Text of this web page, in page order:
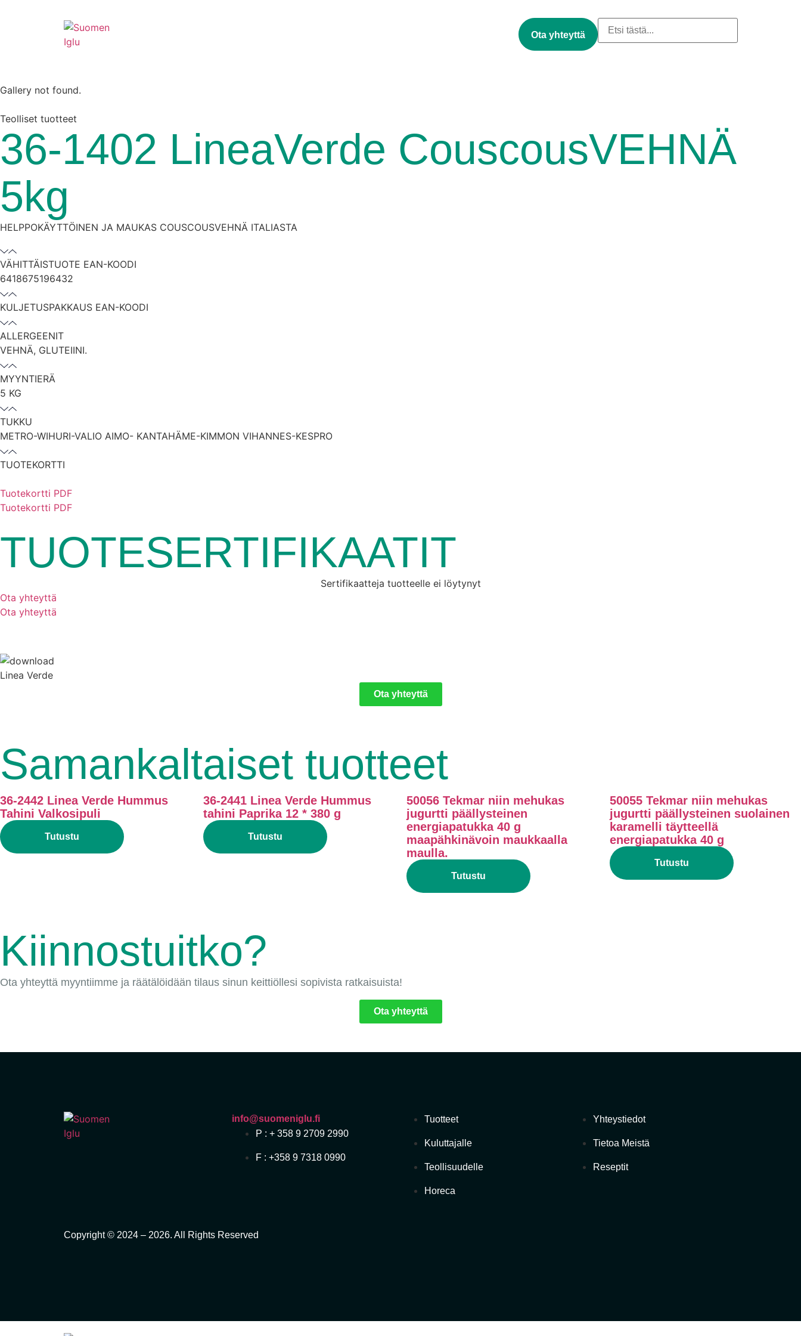
Ota yhteyttä
Gallery not found.
Teolliset tuotteet
36-1402 LineaVerde CouscousVEHNÄ
5kg
HELPPOKÄYTTÖINEN JA MAUKAS COUSCOUSVEHNÄ ITALIASTA
VÄHITTÄISTUOTE EAN-KOODI
6418675196432
KULJETUSPAKKAUS EAN-KOODI
ALLERGEENIT
VEHNÄ, GLUTEIINI.
MYYNTIERÄ
5 KG
TUKKU
METRO-WIHURI-VALIO AIMO- KANTAHÄME-KIMMON VIHANNES-KESPRO
TUOTEKORTTI
Tuotekortti PDF
Tuotekortti PDF
TUOTESERTIFIKAATIT
Sertifikaatteja tuotteelle ei löytynyt
Ota yhteyttä
Ota yhteyttä
Linea Verde
Ota yhteyttä
Samankaltaiset tuotteet
36-2442 Linea Verde Hummus
Tahini Valkosipuli
Tutustu
36-2441 Linea Verde Hummus
tahini Paprika 12 * 380 g
Tutustu
50056 Tekmar niin mehukas
jugurtti päällysteinen
energiapatukka 40 g
maapähkinävoin maukkaalla
maulla.
Tutustu
50055 Tekmar niin mehukas
jugurtti päällysteinen suolainen
karamelli täytteellä
energiapatukka 40 g
Tutustu
Kiinnostuitko?
Ota yhteyttä myyntiimme ja räätälöidään tilaus sinun keittiöllesi sopivista ratkaisuista!
Ota yhteyttä
info@suomeniglu.fi
P : + 358 9 2709 2990
F : +358 9 7318 0990
Tuotteet
Kuluttajalle
Teollisuudelle
Horeca
Yhteystiedot
Tietoa Meistä
Reseptit
Copyright © 2024 – 2026. All Rights Reserved